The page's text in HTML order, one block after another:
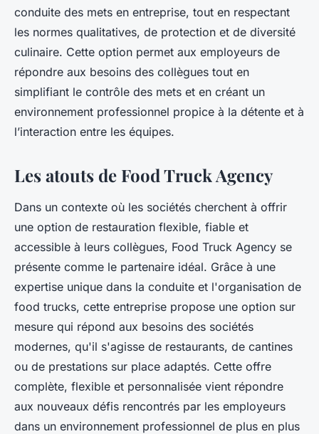
conduite des mets en entreprise, tout en respectant
les normes qualitatives, de protection et de diversité
culinaire. Cette option permet aux employeurs de
répondre aux besoins des collègues tout en
simplifiant le contrôle des mets et en créant un
environnement professionnel propice à la détente et à
l’interaction entre les équipes.
Les atouts de Food Truck Agency
Dans un contexte où les sociétés cherchent à offrir
une option de restauration flexible, fiable et
accessible à leurs collègues, Food Truck Agency se
présente comme le partenaire idéal. Grâce à une
expertise unique dans la conduite et l'organisation de
food trucks, cette entreprise propose une option sur
mesure qui répond aux besoins des sociétés
modernes, qu'il s'agisse de restaurants, de cantines
ou de prestations sur place adaptés. Cette offre
complète, flexible et personnalisée vient répondre
aux nouveaux défis rencontrés par les employeurs
dans un environnement professionnel de plus en plus